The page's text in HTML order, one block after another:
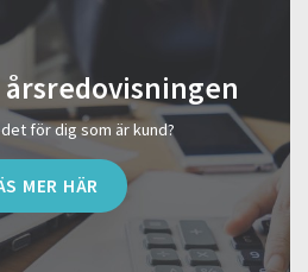
för dig som är kund?
MER HÄR